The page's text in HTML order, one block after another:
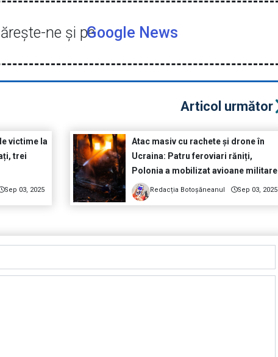
ne şi peGoogle News
victime la
trei
Sep 03, 2025
Articol următor
Atac masiv cu rachete și drone în
Ucraina: Patru feroviari răniți,
Polonia a mobilizat avioane militare
Redacția Botoșăneanul Sep 03, 2025